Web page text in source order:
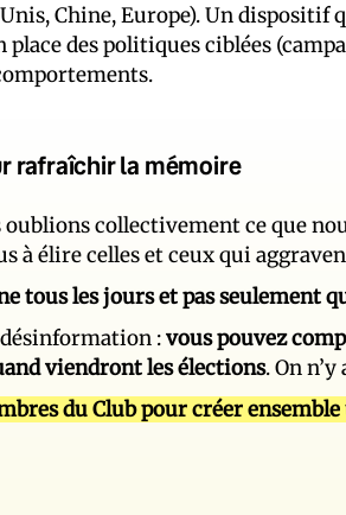
Chine, Europe). Un
des politiques ciblées
rafraîchir la mémoire
oublions collectivement ce que
à élire celles et ceux qui
tous les jours et pas seulement
:vous pouvez
viendront les élections. On
du Club pour créer